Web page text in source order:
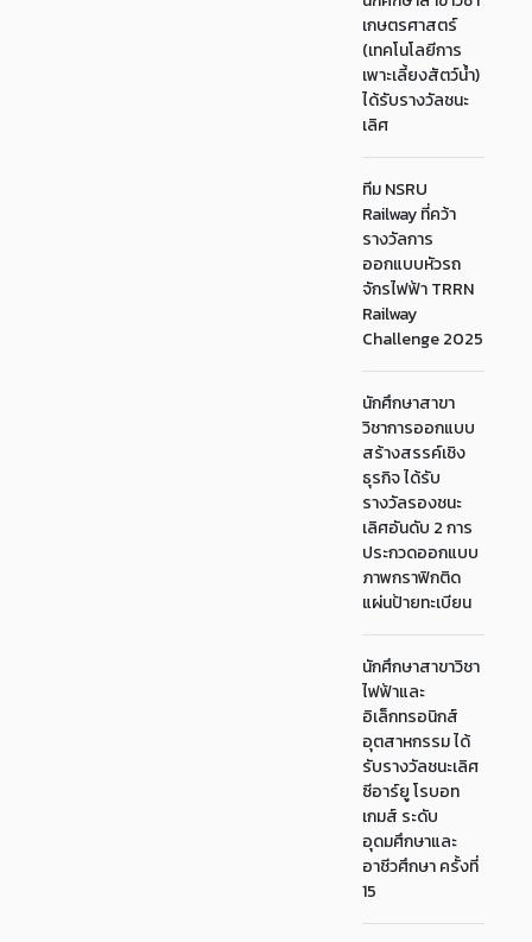
เกษตรศาสตร์
(เทคโนโลยีการ
เพาะเลี้ยงสัตว์น้ำ)
ได้รับรางวัลชนะ
เลิศ
ทีม NSRU
Railway ที่คว้า
รางวัลการ
ออกแบบหัวรถ
จักรไฟฟ้า TRRN
Railway
Challenge 2025
นักศึกษาสาขา
วิชาการออกแบบ
สร้างสรรค์เชิง
ธุรกิจ ได้รับ
รางวัลรองชนะ
เลิศอันดับ 2 การ
ประกวดออกแบบ
ภาพกราฟิกติด
แผ่นป้ายทะเบียน
นักศึกษาสาขาวิชา
ไฟฟ้าและ
อิเล็กทรอนิกส์
อุตสาหกรรม ได้
รับรางวัลชนะเลิศ
ซีอาร์ยู โรบอท
เกมส์ ระดับ
อุดมศึกษาและ
อาชีวศึกษา ครั้งที่
15